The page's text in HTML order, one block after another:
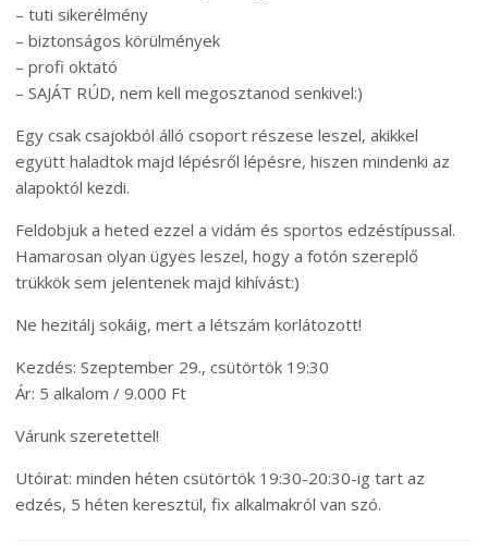
– tuti sikerélmény
– biztonságos körülmények
– profi oktató
– SAJÁT RÚD, nem kell megosztanod senkivel:)
Egy csak csajokból álló csoport részese leszel, akikkel
együtt haladtok majd lépésről lépésre, hiszen mindenki az
alapoktól kezdi.
Feldobjuk a heted ezzel a vidám és sportos edzéstípussal.
Hamarosan olyan ügyes leszel, hogy a fotón szereplő
trükkök sem jelentenek majd kihívást:)
Ne hezitálj sokáig, mert a létszám korlátozott!
Kezdés: Szeptember 29., csütörtök 19:30
Ár: 5 alkalom / 9.000 Ft
Várunk szeretettel!
Utóirat: minden héten csütörtök 19:30-20:30-ig tart az
edzés, 5 héten keresztül, fix alkalmakról van szó.